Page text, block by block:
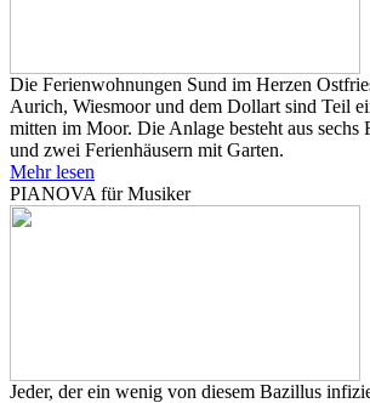
Die Ferienwohnungen Sund im Herzen
Aurich, Wiesmoor und dem Dollart sind Teil
mitten im Moor. Die Anlage besteht aus sechs
und zwei Ferienhäusern mit Garten.
Mehr lesen
PIANOVA für Musiker
Jeder, der ein wenig von diesem Bazillus